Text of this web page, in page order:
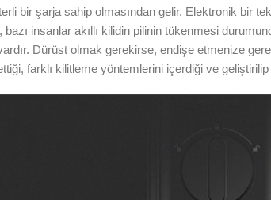
bir şarja sahip olmasından gelir. Elektronik bir
insanlar akıllı kilidin pilinin tükenmesi
Dürüst olmak gerekirse, endişe etmenize
farklı kilitleme yöntemlerini içerdiği ve